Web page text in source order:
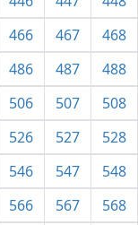
466 467 468
486 487 488
506 507 508
526 527 528
546 547 548
566 567 568